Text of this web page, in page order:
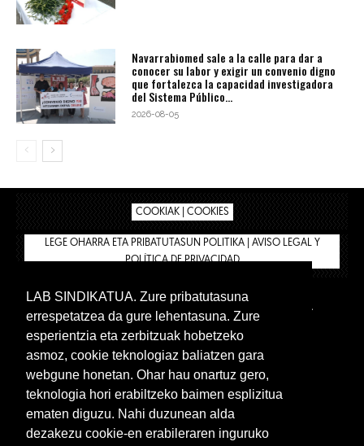
Navarrabiomed sale a la calle para dar a
conocer su labor y exigir un convenio digno
que fortalezca la capacidad investigadora
del Sistema Público...
2026-08-05
COOKIAK | COOKIES
LEGE OHARRA ETA PRIBATUTASUN POLITIKA | AVISO LEGAL Y
POLÍTICA DE PRIVACIDAD
BIZILAN.EUS
TIENDA
INTRANET 🔑
Euskera Castellano
LAB SINDIKATUA. Zure pribatutasuna
errespetatzea da gure lehentasuna. Zure
esperientzia eta zerbitzuak hobetzeko
asmoz, cookie teknologiaz baliatzen gara
webgune honetan. Ohar hau onartuz gero,
teknologia hori erabiltzeko baimen esplizitua
ematen diguzu. Nahi duzunean alda
dezakezu cookie-en erabileraren inguruko